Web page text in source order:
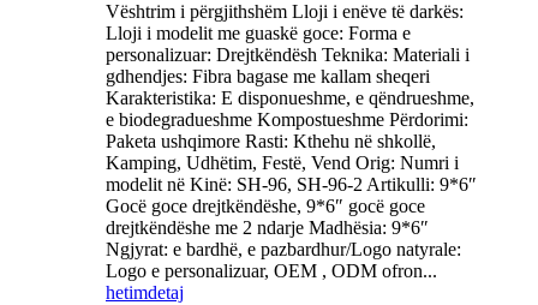
Vështrim i përgjithshëm Lloji i enëve të darkës:
Lloji i modelit me guaskë goce: Forma e
personalizuar: Drejtkëndësh Teknika: Materiali i
gdhendjes: Fibra bagase me kallam sheqeri
Karakteristika: E disponueshme, e qëndrueshme,
e biodegradueshme Kompostueshme Përdorimi:
Paketa ushqimore Rasti: Kthehu në shkollë,
Kamping, Udhëtim, Festë, Vend Orig: Numri i
modelit në Kinë: SH-96, SH-96-2 Artikulli: 9*6″
Gocë goce drejtkëndëshe, 9*6″ gocë goce
drejtkëndëshe me 2 ndarje Madhësia: 9*6″
Ngjyrat: e bardhë, e pazbardhur/Logo natyrale:
Logo e personalizuar, OEM , ODM ofron...
hetimdetaj